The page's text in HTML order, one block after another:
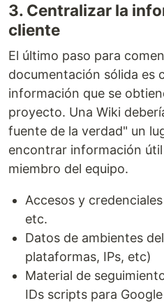
3. Centralizar la
cliente
El último paso para
documentación sólida es
información que se
proyecto. Una Wiki
fuente de la verdad" un
encontrar información
miembro del equipo.
Accesos y
etc.
Datos de ambientes
plataformas, IPs, etc)
Material de
IDs scripts para